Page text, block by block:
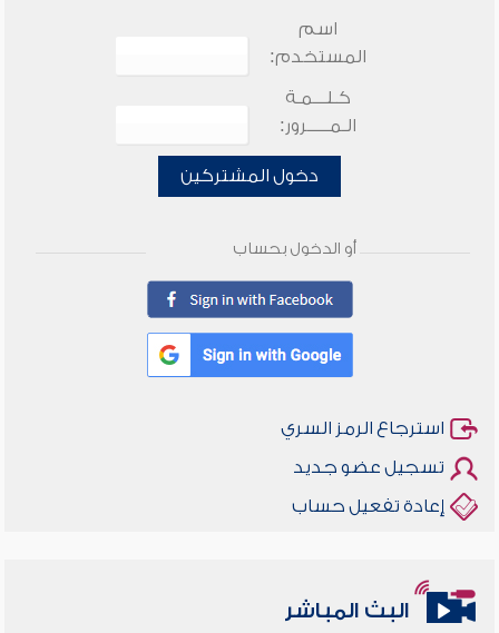
اسم
المستخدم:
كـلـــمـة
الـمـــــرور:
دخول المشتركين
أو الدخول بحساب
استرجاع الرمز السري
تسجيل عضو جديد
إعادة تفعيل حساب
البث المباشر